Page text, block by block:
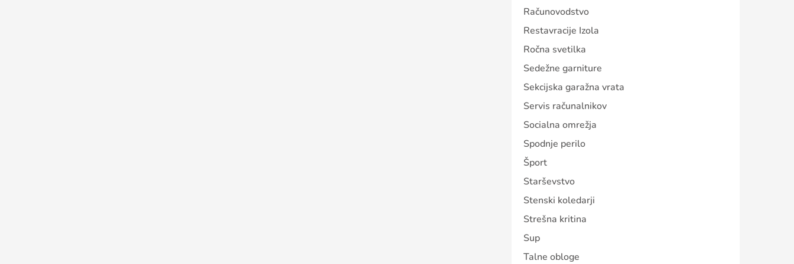
Računovodstvo
Restavracije Izola
Ročna svetilka
Sedežne garniture
Sekcijska garažna vrata
Servis računalnikov
Socialna omrežja
Spodnje perilo
Šport
Starševstvo
Stenski koledarji
Strešna kritina
Sup
Talne obloge